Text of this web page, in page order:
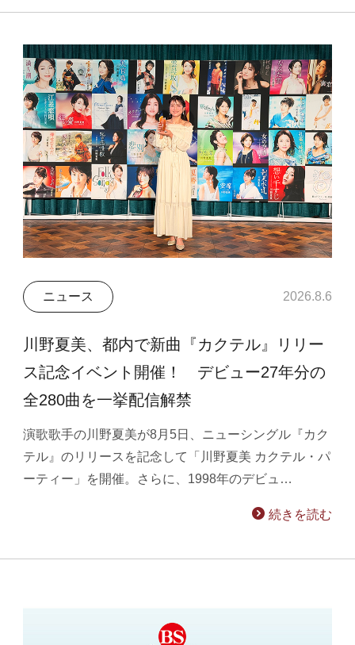
ニュース 2026.8.6
川野夏美、都内で新曲『カクテル』リリー
ス記念イベント開催！ デビュー27年分の
全280曲を一挙配信解禁
演歌歌手の川野夏美が8月5日、ニューシングル『カク
テル』のリリースを記念して「川野夏美 カクテル・パ
ーティー」を開催。さらに、1998年のデビュ…
続きを読む